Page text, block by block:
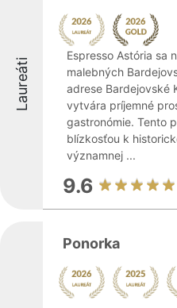
Laureáti
Espresso Astória sa
malebných
adrese Bardejovské
vytvára príjemné
gastronómie. Tento
blízkosťou k
významnej ...
9.6
Ponorka